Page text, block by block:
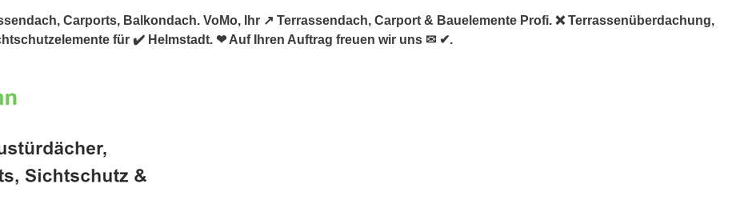
Carports, Balkondach. VoMo, Ihr ↗️ Terrassendach, Carport & Bauelemente Profi. ❌ Terrassenüberdachung,
für ✔️ Helmstadt. ❤ Auf Ihren Auftrag freuen wir uns ✉ ✔.